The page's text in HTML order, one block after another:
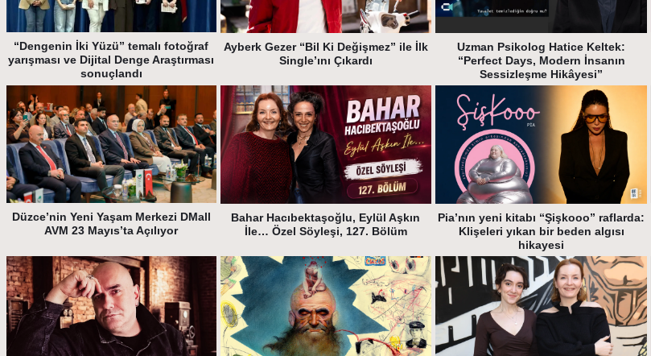
“Dengenin İki Yüzü” temalı fotoğraf
yarışması ve Dijital Denge Araştırması
sonuçlandı
Ayberk Gezer “Bil Ki Değişmez” ile İlk
Single’ını Çıkardı
Uzman Psikolog Hatice Keltek:
“Perfect Days, Modern İnsanın
Sessizleşme Hikâyesi”
Düzce’nin Yeni Yaşam Merkezi DMall
AVM 23 Mayıs’ta Açılıyor
Bahar Hacıbektaşoğlu, Eylül Aşkın
İle… Özel Söyleşi, 127. Bölüm
Pia’nın yeni kitabı “Şişkooo” raflarda:
Klişeleri yıkan bir beden algısı
hikayesi